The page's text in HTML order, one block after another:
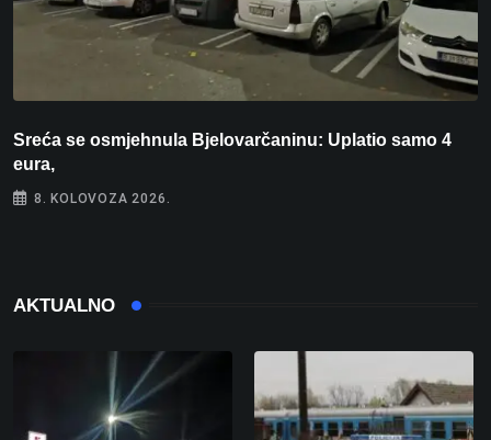
Sreća se osmjehnula Bjelovarčaninu: Uplatio samo 4
eura,
8. KOLOVOZA 2026.
AKTUALNO